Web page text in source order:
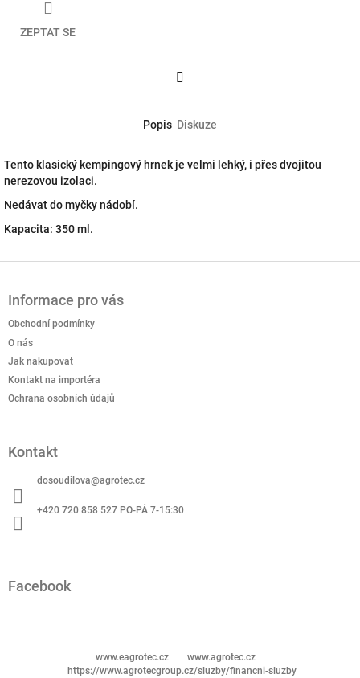
ZEPTAT SE
Popis Diskuze
Tento klasický kempingový hrnek je velmi lehký, i přes dvojitou
nerezovou izolaci.
Nedávat do myčky nádobí.
Kapacita: 350 ml.
Informace pro vás
Obchodní podmínky
O nás
Jak nakupovat
Kontakt na importéra
Ochrana osobních údajů
Kontakt
dosoudilova@agrotec.cz
+420 720 858 527 PO-PÁ 7-15:30
Facebook
www.eagrotec.cz
www.agrotec.cz
https://www.agrotecgroup.cz/sluzby/financni-sluzby